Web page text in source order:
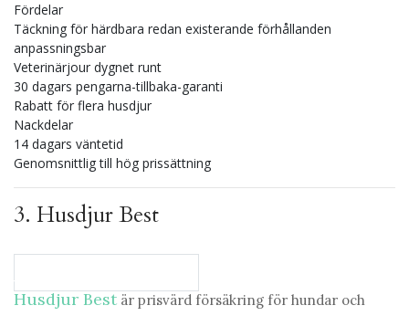
Fördelar
Täckning för härdbara redan existerande förhållanden
anpassningsbar
Veterinärjour dygnet runt
30 dagars pengarna-tillbaka-garanti
Rabatt för flera husdjur
Nackdelar
14 dagars väntetid
Genomsnittlig till hög prissättning
3. Husdjur Best
Husdjur Best är prisvärd försäkring för hundar och